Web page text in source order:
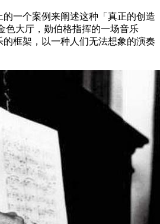
一个案例来阐述这种「真正的创造
色大厅，勋伯格指挥的一场音乐
框架，以一种人们无法想象的演奏